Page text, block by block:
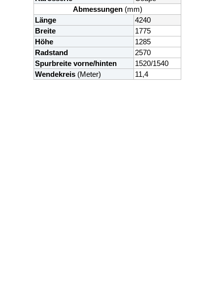
Abmessungen(mm)
Länge
4240
Breite
1775
Höhe
1285
Radstand
2570
Spurbreite vorne/hinten
1520/1540
Wendekreis (Meter) 11,4